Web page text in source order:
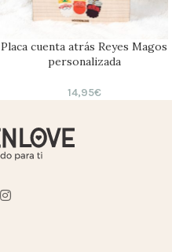
Placa cuenta atrás Reyes Magos
personalizada
14,95€